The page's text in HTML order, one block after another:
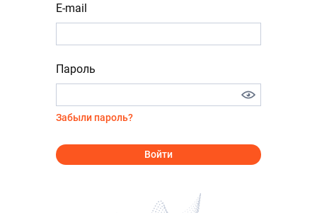
E-mail
Пароль
Забыли пароль?
Войти